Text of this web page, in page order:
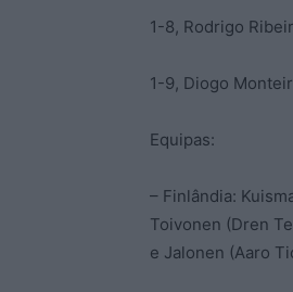
1-8, Rodrigo
1-9, Diogo
Equipas:
– Finlândia:
Toivonen (Dren
e Jalonen (Aaro